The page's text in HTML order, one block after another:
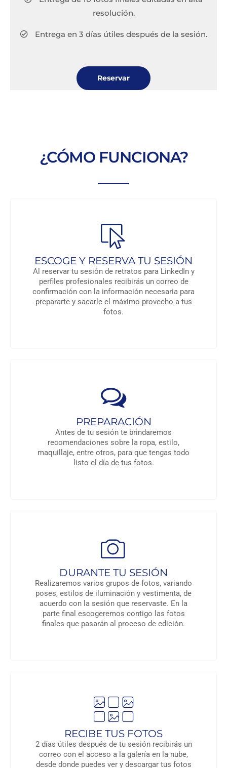
resolución.
Entrega en 3 días útiles después de la sesión.
Reservar
¿CÓMO FUNCIONA?
ESCOGE Y RESERVA TU SESIÓN
Al reservar tu sesión de retratos para LinkedIn y
perfiles profesionales recibirás un correo de
confirmación con la información necesaria para
prepararte y sacarle el máximo provecho a tus
fotos.
PREPARACIÓN
Antes de tu sesión te brindaremos
recomendaciones sobre la ropa, estilo,
maquillaje, entre otros, para que tengas todo
listo el día de tus fotos.
DURANTE TU SESIÓN
Realizaremos varios grupos de fotos, variando
poses, estilos de iluminación y vestimenta, de
acuerdo con la sesión que reservaste. En la
parte final escogeremos contigo las fotos
finales que pasarán al proceso de edición.
RECIBE TUS FOTOS
2 días útiles después de tu sesión recibirás un
correo con el acceso a la galería en la nube,
desde donde puedes ver y descargar tus fotos